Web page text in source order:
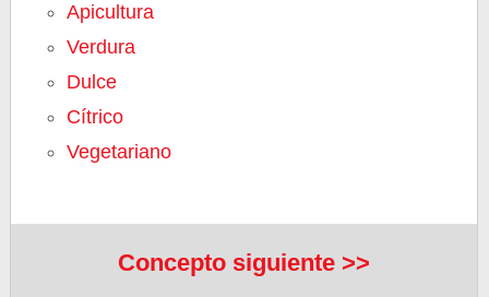
Apicultura
Verdura
Dulce
Cítrico
Vegetariano
Concepto siguiente >>